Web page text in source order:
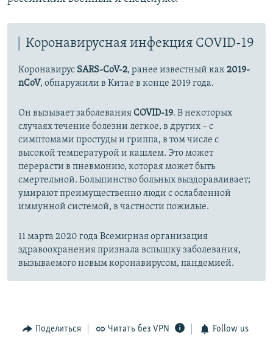
Коронавирусная инфекция COVID-19
Коронавирус SARS-CoV-2, ранее известный как2019-
nCoV, обнаружили в Китае в конце 2019 года.
Он вызывает заболеванияCOVID-19. В некоторых
случаях течение болезни легкое, в других – с
симптомами простуды и гриппа, в том числе с
высокой температурой и кашлем. Это может
перерасти в пневмонию, которая может быть
смертельной. Большинство больных выздоравливает;
умирают преимущественно люди с ослабленной
иммунной системой, в частности пожилые.
11 марта 2020 года Всемирная организация
здравоохранения признала вспышку заболевания,
вызываемого новым коронавирусом, пандемией.
Поделиться Читать без VPN Follow us